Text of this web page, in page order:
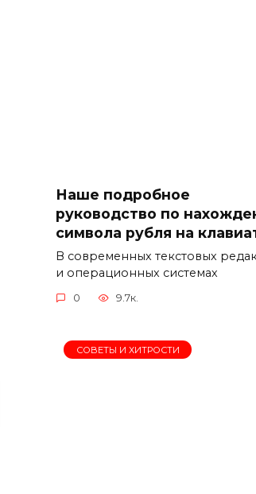
Наше подробное
руководство по
символа рубля на
В современных текстовых
и операционных системах
0 9.7к.
СОВЕТЫ И ХИТРОСТИ